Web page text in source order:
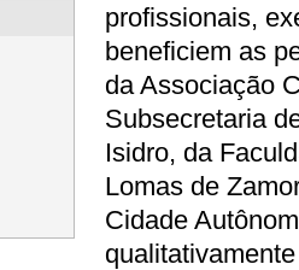
profissionais,
beneficiem as
da Associação
Subsecretaria
Isidro, da
Lomas de
Cidade